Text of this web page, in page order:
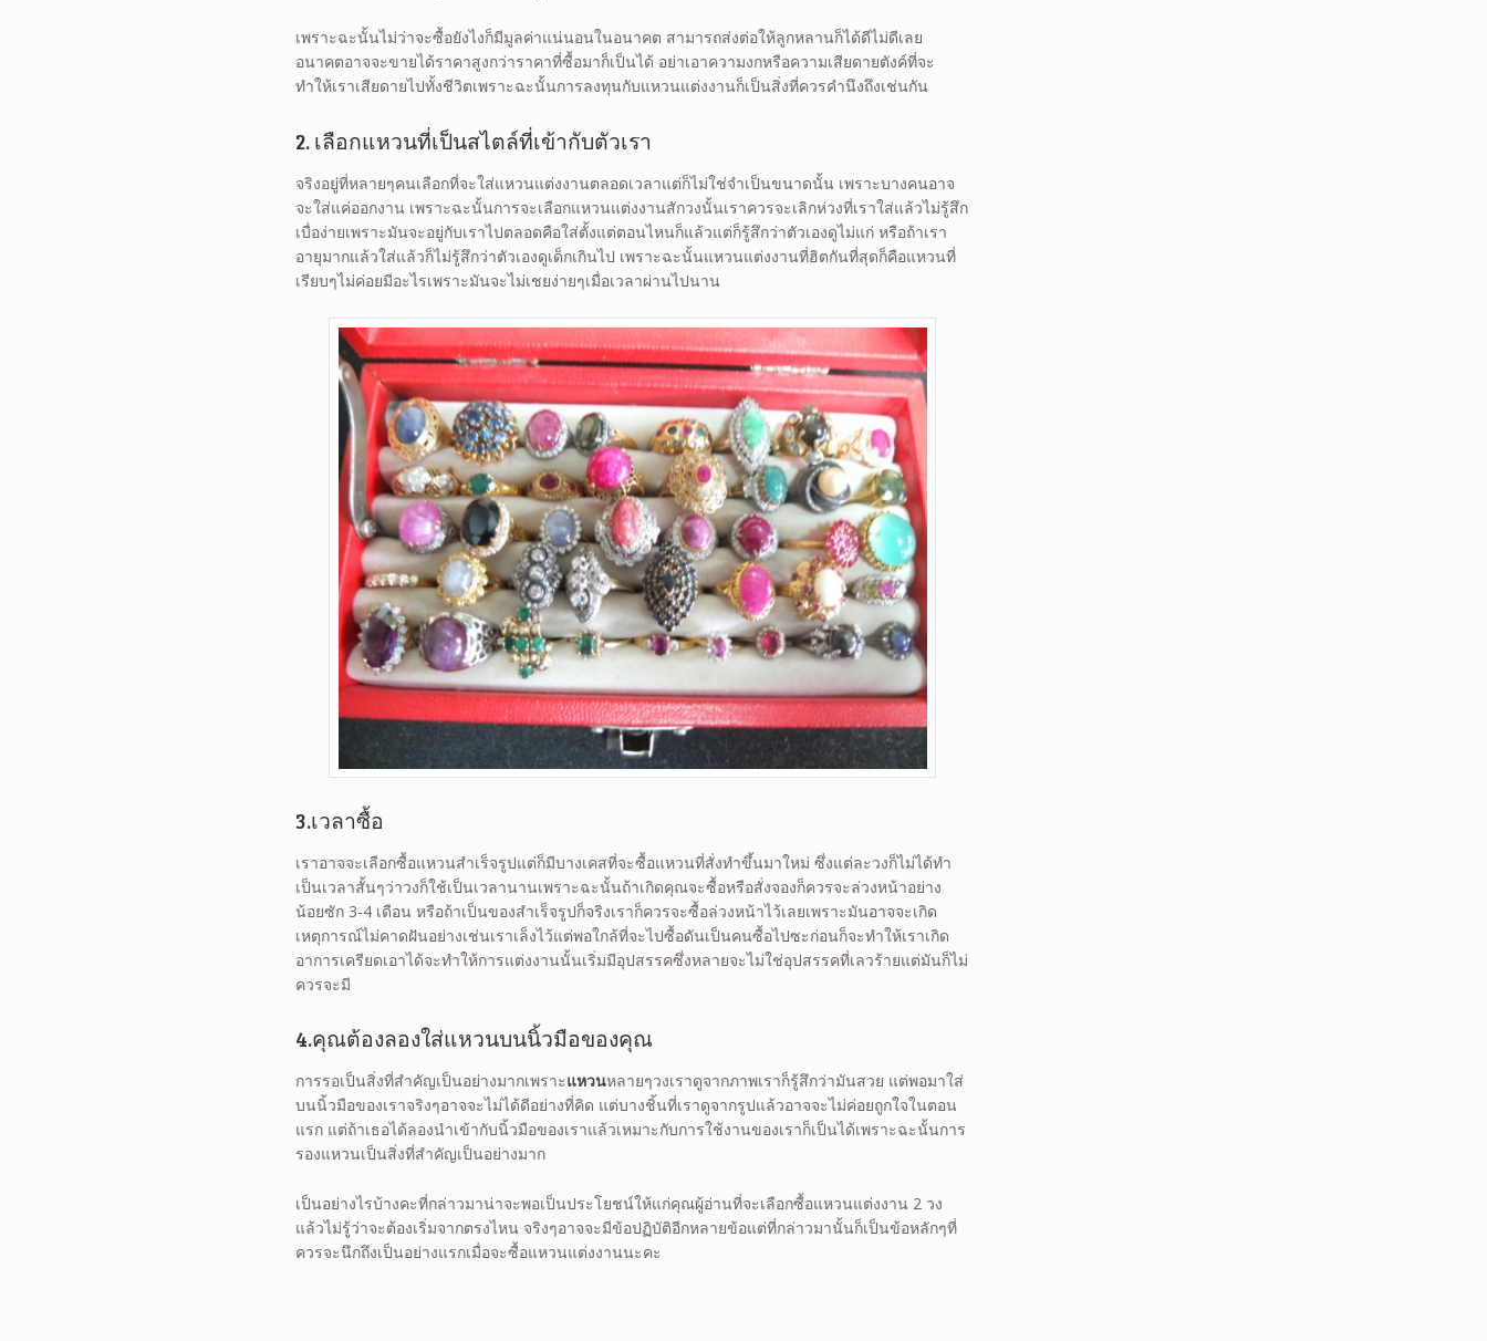
เพราะฉะนั้นไม่ว่าจะซื้อยังไงก็มีมูลค่าแน่นอนในอนาคต สามารถส่งต่อให้ลูกหลานก็ได้ดีไม่ดีเลย
อนาคตอาจจะขายได้ราคาสูงกว่าราคาที่ซื้อมาก็เป็นได้ อย่าเอาความงกหรือความเสียดายตังค์ที่จะ
ทำให้เราเสียดายไปทั้งชีวิตเพราะฉะนั้นการลงทุนกับแหวนแต่งงานก็เป็นสิ่งที่ควรคำนึงถึงเช่นกัน
2. เลือกแหวนที่เป็นสไตล์ที่เข้ากับตัวเรา
จริงอยู่ที่หลายๆคนเลือกที่จะใส่แหวนแต่งงานตลอดเวลาแต่ก็ไม่ใช่จำเป็นขนาดนั้น เพราะบางคนอาจ
จะใส่แค่ออกงาน เพราะฉะนั้นการจะเลือกแหวนแต่งงานสักวงนั้นเราควรจะเลิกห่วงที่เราใส่แล้วไม่รู้สึก
เบื่อง่ายเพราะมันจะอยู่กับเราไปตลอดคือใส่ตั้งแต่ตอนไหนก็แล้วแต่ก็รู้สึกว่าตัวเองดูไม่แก่ หรือถ้าเรา
อายุมากแล้วใส่แล้วก็ไม่รู้สึกว่าตัวเองดูเด็กเกินไป เพราะฉะนั้นแหวนแต่งงานที่ฮิตกันที่สุดก็คือแหวนที่
เรียบๆไม่ค่อยมีอะไรเพราะมันจะไม่เชยง่ายๆเมื่อเวลาผ่านไปนาน
3.เวลาซื้อ
เราอาจจะเลือกซื้อแหวนสำเร็จรูปแต่ก็มีบางเคสที่จะซื้อแหวนที่สั่งทำขึ้นมาใหม่ ซึ่งแต่ละวงก็ไม่ได้ทำ
เป็นเวลาสั้นๆว่าวงก็ใช้เป็นเวลานานเพราะฉะนั้นถ้าเกิดคุณจะซื้อหรือสั่งจองก็ควรจะล่วงหน้าอย่าง
น้อยซัก 3-4 เดือน หรือถ้าเป็นของสำเร็จรูปก็จริงเราก็ควรจะซื้อล่วงหน้าไว้เลยเพราะมันอาจจะเกิด
เหตุการณ์ไม่คาดฝันอย่างเช่นเราเล็งไว้แต่พอใกล้ที่จะไปซื้อดันเป็นคนซื้อไปซะก่อนก็จะทำให้เราเกิด
อาการเครียดเอาได้จะทำให้การแต่งงานนั้นเริ่มมีอุปสรรคซึ่งหลายจะไม่ใช่อุปสรรคที่เลวร้ายแต่มันก็ไม่
ควรจะมี
4.คุณต้องลองใส่แหวนบนนิ้วมือของคุณ
การรอเป็นสิ่งที่สำคัญเป็นอย่างมากเพราะแหวนหลายๆวงเราดูจากภาพเราก็รู้สึกว่ามันสวย แต่พอมาใส่
บนนิ้วมือของเราจริงๆอาจจะไม่ได้ดีอย่างที่คิด แต่บางชิ้นที่เราดูจากรูปแล้วอาจจะไม่ค่อยถูกใจในตอน
แรก แต่ถ้าเธอได้ลองนำเข้ากับนิ้วมือของเราแล้วเหมาะกับการใช้งานของเราก็เป็นได้เพราะฉะนั้นการ
รองแหวนเป็นสิ่งที่สำคัญเป็นอย่างมาก
เป็นอย่างไรบ้างคะที่กล่าวมาน่าจะพอเป็นประโยชน์ให้แก่คุณผู้อ่านที่จะเลือกซื้อแหวนแต่งงาน 2 วง
แล้วไม่รู้ว่าจะต้องเริ่มจากตรงไหน จริงๆอาจจะมีข้อปฏิบัติอีกหลายข้อแต่ที่กล่าวมานั้นก็เป็นข้อหลักๆที่
ควรจะนึกถึงเป็นอย่างแรกเมื่อจะซื้อแหวนแต่งงานนะคะ